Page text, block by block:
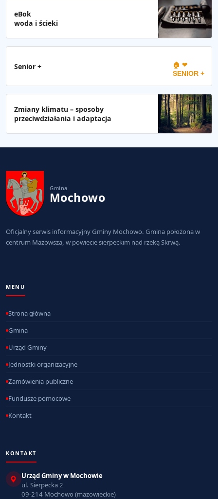
eBok
woda i ścieki
Senior + 🏠 ❤
SENIOR +
Zmiany klimatu – sposoby
przeciwdziałania i adaptacja
Gmina
Mochowo
Oficjalny serwis informacyjny Gminy Mochowo. Gmina położona w
centrum Mazowsza, w powiecie sierpeckim nad rzeką Skrwą.
MENU
Strona główna
Gmina
Urząd Gminy
Jednostki organizacyjne
Zamówienia publiczne
Fundusze pomocowe
Kontakt
KONTAKT
Urząd Gminy w Mochowie
ul. Sierpecka 2
09-214 Mochowo (mazowieckie)